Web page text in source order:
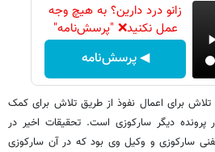
زانو درد دارین؟ به هیچ وجه
عمل نکنید❌ "پرسش‌نامه"
◀ پرسش‌نامه
تلاش برای اعمال نفوذ از طریق تلاش برای کمک
دیگر سارکوزی است. تحقیقات اخیر در
سارکوزی و وکیل وی بود که در آن سارکوزی